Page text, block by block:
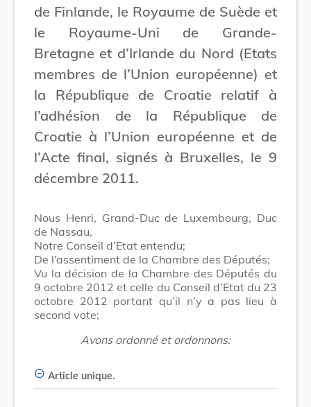
de Finlande, le Royaume de Suède et
le Royaume-Uni de Grande-
Bretagne et d’Irlande du Nord (Etats
membres de l’Union européenne) et
la République de Croatie relatif à
l’adhésion de la République de
Croatie à l’Union européenne et de
l’Acte final, signés à Bruxelles, le 9
décembre 2011.
Nous Henri, Grand-Duc de Luxembourg, Duc
de Nassau,
Notre Conseil d’Etat entendu;
De l’assentiment de la Chambre des Députés;
Vu la décision de la Chambre des Députés du
9 octobre 2012 et celle du Conseil d’Etat du 23
octobre 2012 portant qu’il n’y a pas lieu à
second vote;
Avons ordonné et ordonnons:
Article unique.